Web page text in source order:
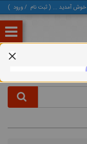
خوش آمدید ... ( ثبت‌ نام /ورود )